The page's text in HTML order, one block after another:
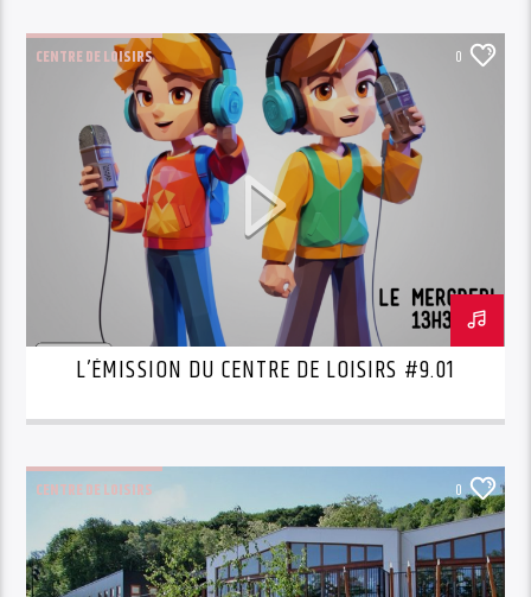
CENTRE DE LOISIRS 0
L’ÉMISSION DU CENTRE DE LOISIRS #9.01
CENTRE DE LOISIRS 0